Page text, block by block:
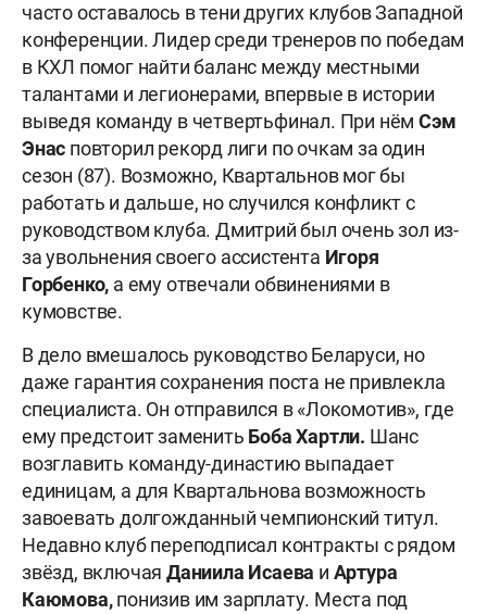
часто оставалось в тени других клубов Западной
конференции. Лидер среди тренеров по победам
в КХЛ помог найти баланс между местными
талантами и легионерами, впервые в истории
выведя команду в четвертьфинал. При нём Сэм
Энас повторил рекорд лиги по очкам за один
сезон (87). Возможно, Квартальнов мог бы
работать и дальше, но случился конфликт с
руководством клуба. Дмитрий был очень зол из-
за увольнения своего ассистента Игоря
Горбенко, а ему отвечали обвинениями в
кумовстве.
В дело вмешалось руководство Беларуси, но
даже гарантия сохранения поста не привлекла
специалиста. Он отправился в «Локомотив», где
ему предстоит заменить Боба Хартли. Шанс
возглавить команду-династию выпадает
единицам, а для Квартальнова возможность
завоевать долгожданный чемпионский титул.
Недавно клуб переподписал контракты с рядом
звёзд, включая Даниила Исаева и Артура
Каюмова,понизив им зарплату. Места под